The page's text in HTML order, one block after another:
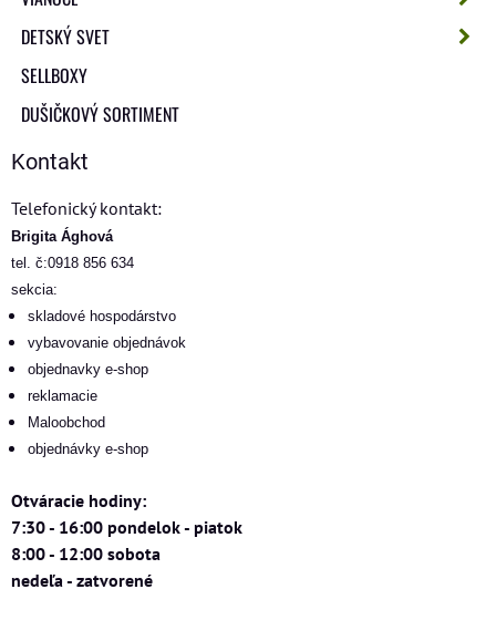
DETSKÝ SVET
SELLBOXY
DUŠIČKOVÝ SORTIMENT
Kontakt
Telefonický kontakt:
Brigita Ághová
tel. č:0918 856 634
sekcia:
skladové hospodárstvo
vybavovanie objednávok
objednavky e-shop
reklamacie
Maloobchod
objednávky e-shop
Otváracie hodiny:
7:30 - 16:00 pondelok - piatok
8:00 - 12:00 sobota
nedeľa - zatvorené